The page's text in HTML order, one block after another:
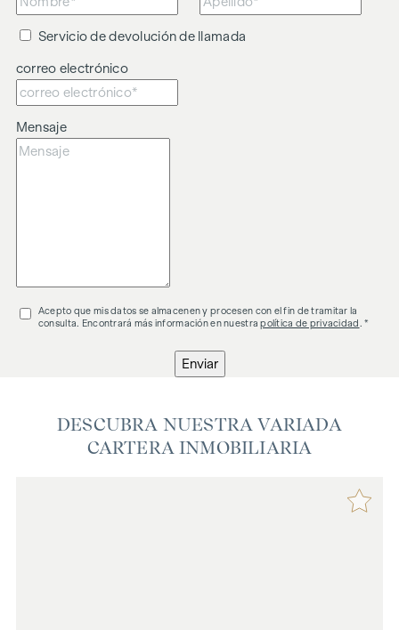
Servicio de devolución de llamada
correo electrónico
Mensaje
Acepto que mis datos se almacenen y procesen con el fin de tramitar la
consulta. Encontrará más información en nuestrapolítica de privacidad . *
Enviar
DESCUBRA NUESTRA VARIADA
CARTERA INMOBILIARIA